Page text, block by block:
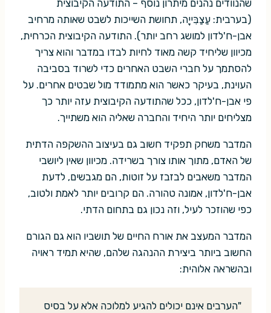
שהנוודים נהנים מיתרון נוסף – התודעה הקיבוצית
(בערבית: עַצַבִּייָה, תחושת השייכות לשבט שאותה מרחיב
אבן-ח'לדון למושג רחב יותר). התודעה הקיבוצית הכרחית,
מכיוון שליחיד קשה מאוד לחיות לבדו במדבר והוא צריך
להסתמך על חברי השבט האחרים כדי לשרוד בסביבה
העוינת, בעיקר כאשר הוא מתמודד מול שבטים אחרים. על
פי אבן-ח'לדון, ככל שהתודעה הקיבוצית עזה יותר כך
מצליחים יותר היחיד והחברה שאליה הוא משתייך.
המדבר משחק תפקיד חשוב גם בעיצוב ההשקפה הדתית
של האדם, מתוך אותו צורך בשרידה. מכיוון שאין ליושבי
המדבר משאבים לבזבז על זוטות, הם מגבשים, לדעת
אבן-ח'לדון, אמונה טהורה. הם קרובים יותר לאמת ולטוב,
כפי שהוזכר לעיל, וזה נכון גם בתחום הדתי.
המדבר המעצב את אורח החיים של תושביו הוא גם הגורם
החשוב ביותר ביצירת ההנהגה שלהם, שהיא תמיד ראויה
ובהשראה אלוהית:
"הערבים אינם יכולים להגיע למלוכה אלא על בסיס